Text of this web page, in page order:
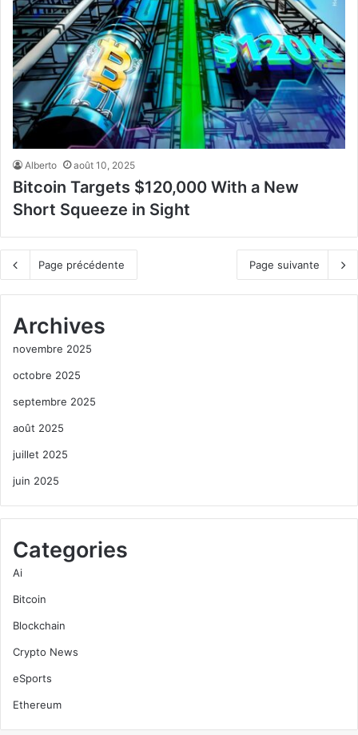
Alberto août 10, 2025
Bitcoin Targets $120,000 With a New
Short Squeeze in Sight
Page précédente Page suivante
Archives
novembre 2025
octobre 2025
septembre 2025
août 2025
juillet 2025
juin 2025
Categories
Ai
Bitcoin
Blockchain
Crypto News
eSports
Ethereum